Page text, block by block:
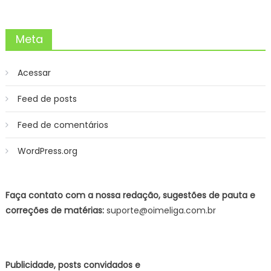
Meta
Acessar
Feed de posts
Feed de comentários
WordPress.org
Faça contato com a nossa redação, sugestões de pauta e
correções de matérias:suporte@oimeliga.com.br
Publicidade, posts convidados e